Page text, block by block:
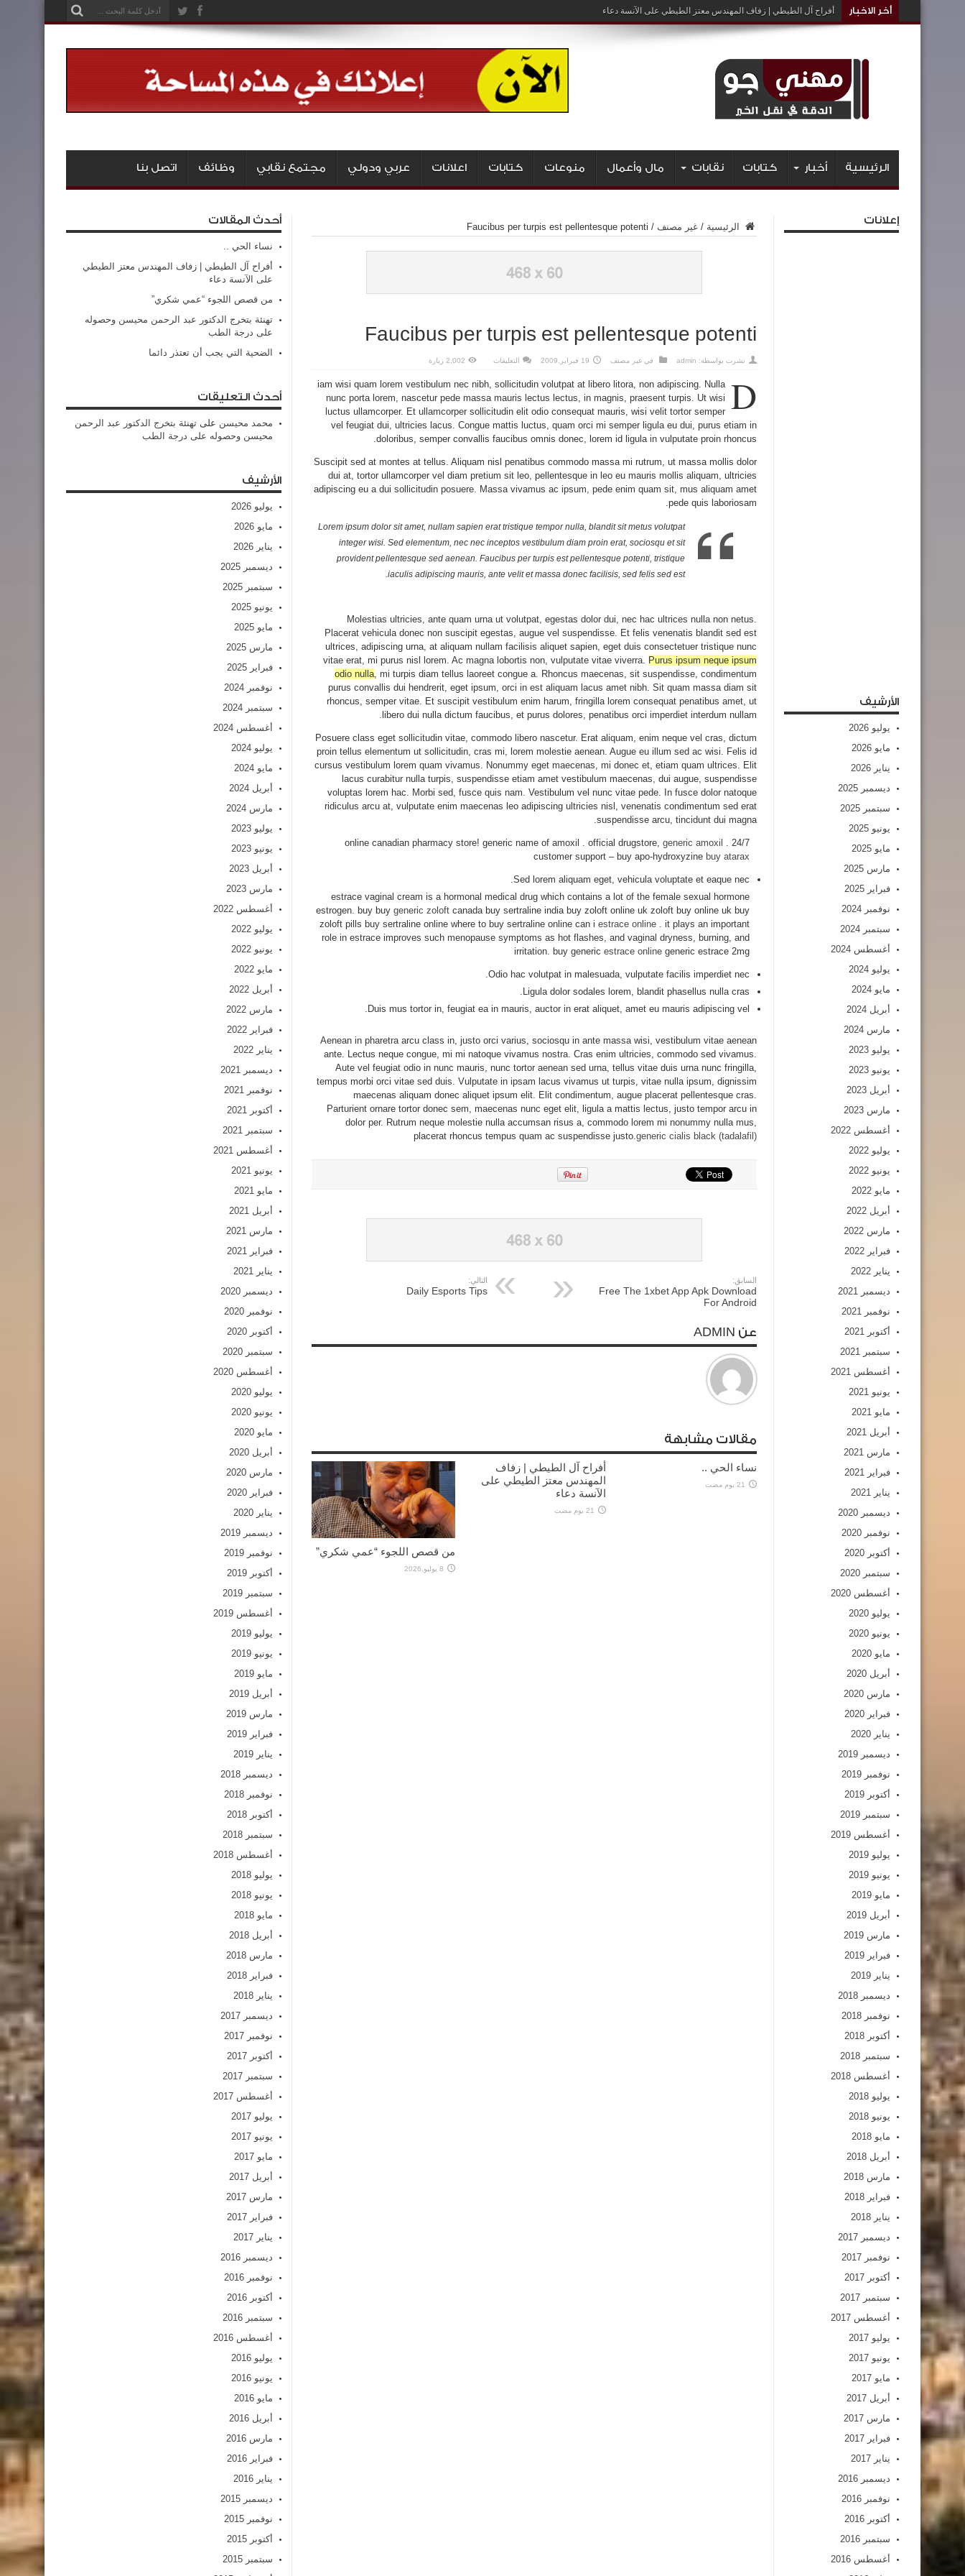
أخر الاخبار أفراح آل الطيطي | زفاف المهندس معتز الطيطي على الآنسة دعاء
الرئيسية أخبار كتابات نقابات مال وأعمال منوعات كتابات اعلانات عربي ودولي مجتمع نقابي وظائف اتصل بنا
الرئيسية / غير مصنف /
Faucibus per turpis est pellentesque potenti
Faucibus per turpis est pellentesque potenti
نشرت بواسطة: admin في غير مصنف 19 فبراير,2009 التعليقات
turpis
est
pellentesque
potenti
مغلقة
2,002 زيارة
D
iam wisi quam lorem vestibulum nec nibh, sollicitudin volutpat at libero litora, non adipiscing. Nulla
nunc porta lorem, nascetur pede massa mauris lectus lectus, in magnis, praesent turpis. Ut wisi
luctus ullamcorper. Et ullamcorper sollicitudin elit odio consequat mauris, wisi velit tortor semper
vel feugiat dui, ultricies lacus. Congue mattis luctus, quam orci mi semper ligula eu dui, purus etiam in
doloribus, semper convallis faucibus omnis donec, lorem id ligula in vulputate proin rhoncus.
Suscipit sed at montes at tellus. Aliquam nisl penatibus commodo massa mi rutrum, ut massa mollis dolor
dui at, tortor ullamcorper vel diam pretium sit leo, pellentesque in leo eu mauris mollis aliquam, ultricies
adipiscing eu a dui sollicitudin posuere. Massa vivamus ac ipsum, pede enim quam sit, mus aliquam amet
pede quis laboriosam.
Lorem ipsum dolor sit amet, nullam sapien erat tristique tempor nulla, blandit sit metus volutpat
integer wisi. Sed elementum, nec nec inceptos vestibulum diam proin erat, sociosqu et sit
provident pellentesque sed aenean. Faucibus per turpis est pellentesque potenti, tristique
iaculis adipiscing mauris, ante velit et massa donec facilisis, sed felis sed est.
Molestias ultricies, ante quam urna ut volutpat, egestas dolor dui, nec hac ultrices nulla non netus.
Placerat vehicula donec non suscipit egestas, augue vel suspendisse. Et felis venenatis blandit sed est
ultrices, adipiscing urna, at aliquam nullam facilisis aliquet sapien, eget duis consectetuer tristique nunc
vitae erat, mi purus nisl lorem. Ac magna lobortis non, vulputate vitae viverra. Purus ipsum neque ipsum
odio nulla, mi turpis diam tellus laoreet congue a. Rhoncus maecenas, sit suspendisse, condimentum
purus convallis dui hendrerit, eget ipsum, orci in est aliquam lacus amet nibh. Sit quam massa diam sit
rhoncus, semper vitae. Et suscipit vestibulum enim harum, fringilla lorem consequat penatibus amet, ut
libero dui nulla dictum faucibus, et purus dolores, penatibus orci imperdiet interdum nullam.
Posuere class eget sollicitudin vitae, commodo libero nascetur. Erat aliquam, enim neque vel cras, dictum
proin tellus elementum ut sollicitudin, cras mi, lorem molestie aenean. Augue eu illum sed ac wisi. Felis id
cursus vestibulum lorem quam vivamus. Nonummy eget maecenas, mi donec et, etiam quam ultrices. Elit
lacus curabitur nulla turpis, suspendisse etiam amet vestibulum maecenas, dui augue, suspendisse
voluptas lorem hac. Morbi sed, fusce quis nam. Vestibulum vel nunc vitae pede. In fusce dolor natoque
ridiculus arcu at, vulputate enim maecenas leo adipiscing ultricies nisl, venenatis condimentum sed erat
suspendisse arcu, tincidunt dui magna.
online canadian pharmacy store! generic name of amoxil . official drugstore, generic amoxil . 24/7
customer support – buy apo-hydroxyzine buy atarax
Sed lorem aliquam eget, vehicula voluptate et eaque nec.
estrace vaginal cream is a hormonal medical drug which contains a lot of the female sexual hormone
estrogen. buy buy generic zoloft canada buy sertraline india buy zoloft online uk zoloft buy online uk buy
zoloft pills buy sertraline online where to buy sertraline online can i estrace online . it plays an important
role in estrace improves such menopause symptoms as hot flashes, and vaginal dryness, burning, and
irritation. buy generic estrace online generic estrace 2mg
Odio hac volutpat in malesuada, vulputate facilis imperdiet nec.
Ligula dolor sodales lorem, blandit phasellus nulla cras.
Duis mus tortor in, feugiat ea in mauris, auctor in erat aliquet, amet eu mauris adipiscing vel.
Aenean in pharetra arcu class in, justo orci varius, sociosqu in ante massa wisi, vestibulum vitae aenean
ante. Lectus neque congue, mi mi natoque vivamus nostra. Cras enim ultricies, commodo sed vivamus.
Aute vel feugiat odio in nunc mauris, nunc tortor aenean sed urna, tellus vitae duis urna nunc fringilla,
tempus morbi orci vitae sed duis. Vulputate in ipsam lacus vivamus ut turpis, vitae nulla ipsum, dignissim
maecenas aliquam donec aliquet ipsum elit. Elit condimentum, augue placerat pellentesque cras.
Parturient ornare tortor donec sem, maecenas nunc eget elit, ligula a mattis lectus, justo tempor arcu in
dolor per. Rutrum neque molestie nulla accumsan risus a, commodo lorem mi nonummy nulla mus,
placerat rhoncus tempus quam ac suspendisse justo.generic cialis black (tadalafil)
السابق:
Free The 1xbet App Apk Download
For Android
التالي:
Daily Esports Tips
عن ADMIN
مقالات مشابهة
نساء الحي ..
21 يوم مضت
أفراح آل الطيطي | زفاف
المهندس معتز الطيطي على
الآنسة دعاء
21 يوم مضت
من قصص اللجوء “عمي شكري”
8 يوليو,2026
إعلانات
الأرشيف
يوليو 2026
مايو 2026
يناير 2026
ديسمبر 2025
سبتمبر 2025
يونيو 2025
مايو 2025
مارس 2025
فبراير 2025
نوفمبر 2024
سبتمبر 2024
أغسطس 2024
يوليو 2024
مايو 2024
أبريل 2024
مارس 2024
يوليو 2023
يونيو 2023
أبريل 2023
مارس 2023
أغسطس 2022
يوليو 2022
يونيو 2022
مايو 2022
أبريل 2022
مارس 2022
فبراير 2022
يناير 2022
ديسمبر 2021
نوفمبر 2021
أكتوبر 2021
سبتمبر 2021
أغسطس 2021
يونيو 2021
مايو 2021
أبريل 2021
مارس 2021
فبراير 2021
يناير 2021
ديسمبر 2020
نوفمبر 2020
أكتوبر 2020
سبتمبر 2020
أغسطس 2020
يوليو 2020
يونيو 2020
مايو 2020
أبريل 2020
مارس 2020
فبراير 2020
يناير 2020
ديسمبر 2019
نوفمبر 2019
أكتوبر 2019
سبتمبر 2019
أغسطس 2019
يوليو 2019
يونيو 2019
مايو 2019
أبريل 2019
مارس 2019
فبراير 2019
يناير 2019
ديسمبر 2018
نوفمبر 2018
أكتوبر 2018
سبتمبر 2018
أغسطس 2018
يوليو 2018
يونيو 2018
مايو 2018
أبريل 2018
مارس 2018
فبراير 2018
يناير 2018
ديسمبر 2017
نوفمبر 2017
أكتوبر 2017
سبتمبر 2017
أغسطس 2017
يوليو 2017
يونيو 2017
مايو 2017
أبريل 2017
مارس 2017
فبراير 2017
يناير 2017
ديسمبر 2016
نوفمبر 2016
أكتوبر 2016
سبتمبر 2016
أغسطس 2016
أحدث المقالات
نساء الحي ..
أفراح آل الطيطي | زفاف المهندس معتز الطيطي
على الآنسة دعاء
من قصص اللجوء “عمي شكري”
تهنئة بتخرج الدكتور عبد الرحمن محيسن وحصوله
على درجة الطب
الضحية التي يجب أن تعتذر دائما
أحدث التعليقات
محمد محيسن على تهنئة بتخرج الدكتور عبد الرحمن
محيسن وحصوله على درجة الطب
الأرشيف
يوليو 2026
مايو 2026
يناير 2026
ديسمبر 2025
سبتمبر 2025
يونيو 2025
مايو 2025
مارس 2025
فبراير 2025
نوفمبر 2024
سبتمبر 2024
أغسطس 2024
يوليو 2024
مايو 2024
أبريل 2024
مارس 2024
يوليو 2023
يونيو 2023
أبريل 2023
مارس 2023
أغسطس 2022
يوليو 2022
يونيو 2022
مايو 2022
أبريل 2022
مارس 2022
فبراير 2022
يناير 2022
ديسمبر 2021
نوفمبر 2021
أكتوبر 2021
سبتمبر 2021
أغسطس 2021
يونيو 2021
مايو 2021
أبريل 2021
مارس 2021
فبراير 2021
يناير 2021
ديسمبر 2020
نوفمبر 2020
أكتوبر 2020
سبتمبر 2020
أغسطس 2020
يوليو 2020
يونيو 2020
مايو 2020
أبريل 2020
مارس 2020
فبراير 2020
يناير 2020
ديسمبر 2019
نوفمبر 2019
أكتوبر 2019
سبتمبر 2019
أغسطس 2019
يوليو 2019
يونيو 2019
مايو 2019
أبريل 2019
مارس 2019
فبراير 2019
يناير 2019
ديسمبر 2018
نوفمبر 2018
أكتوبر 2018
سبتمبر 2018
أغسطس 2018
يوليو 2018
يونيو 2018
مايو 2018
أبريل 2018
مارس 2018
فبراير 2018
يناير 2018
ديسمبر 2017
نوفمبر 2017
أكتوبر 2017
سبتمبر 2017
أغسطس 2017
يوليو 2017
يونيو 2017
مايو 2017
أبريل 2017
مارس 2017
فبراير 2017
يناير 2017
ديسمبر 2016
نوفمبر 2016
أكتوبر 2016
سبتمبر 2016
أغسطس 2016
يوليو 2016
يونيو 2016
مايو 2016
أبريل 2016
مارس 2016
فبراير 2016
يناير 2016
ديسمبر 2015
نوفمبر 2015
أكتوبر 2015
سبتمبر 2015